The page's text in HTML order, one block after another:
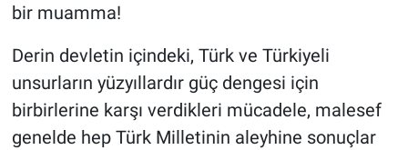
bir muamma!
Derin devletin içindeki, Türk ve Türkiyeli
unsurların yüzyıllardır güç dengesi için
birbirlerine karşı verdikleri mücadele, malesef
genelde hep Türk Milletinin aleyhine sonuçlar